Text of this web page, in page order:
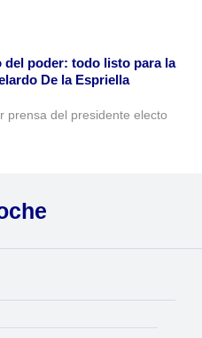
del poder: todo listo para la
De la Espriella
prensa del presidente electo